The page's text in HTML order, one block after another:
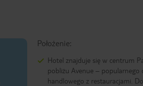
Położenie:
Hotel znajduje się w centrum
pobliżu Avenue – popularnego
handlowego z restauracjami.